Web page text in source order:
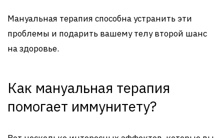
Мануальная терапия способна устранить эти
проблемы и подарить вашему телу второй шанс
на здоровье.
Как мануальная терапия
помогает иммунитету?